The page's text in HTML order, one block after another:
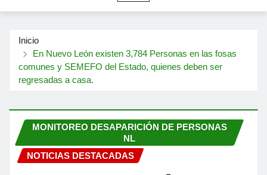
Inicio
En Nuevo León existen 3,784 Personas en las fosas
comunes y SEMEFO del Estado, quienes deben ser
regresadas a casa.
MONITOREO DESAPARICIÓN DE PERSONAS
NL
NOTICIAS DESTACADAS